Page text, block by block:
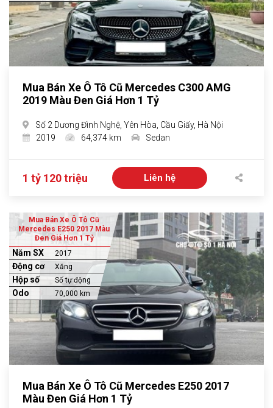
Mua Bán Xe Ô Tô Cũ Mercedes C300 AMG
2019 Màu Đen Giá Hơn 1 Tỷ
Số 2 Dương Đình Nghệ, Yên Hòa, Cầu Giấy, Hà Nội
2019
64,374 km Sedan
1 tỷ 120 triệu Liên hệ
Mua Bán Xe Ô Tô Cũ
Mercedes E250 2017 Màu
Đen Giá Hơn 1 Tỷ
Năm SX 2017
Động cơ Xăng
Hộp số Số tự động
Odo 70,000 km
Mua Bán Xe Ô Tô Cũ Mercedes E250 2017
Màu Đen Giá Hơn 1 Tỷ